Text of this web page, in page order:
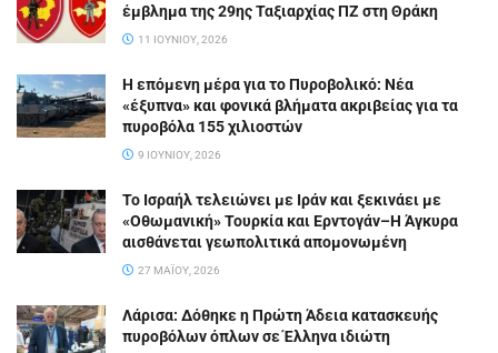
έμβλημα της 29ης Ταξιαρχίας ΠΖ στη Θράκη
11 ΙΟΥΝΊΟΥ, 2026
Η επόμενη μέρα για το Πυροβολικό: Νέα
«έξυπνα» και φονικά βλήματα ακριβείας για τα
πυροβόλα 155 χιλιοστών
9 ΙΟΥΝΊΟΥ, 2026
Το Ισραήλ τελειώνει με Ιράν και ξεκινάει με
«Οθωμανική» Τουρκία και Ερντογάν–Η Άγκυρα
αισθάνεται γεωπολιτικά απομονωμένη
27 ΜΑΪ́ΟΥ, 2026
Λάρισα: Δόθηκε η Πρώτη Άδεια κατασκευής
πυροβόλων όπλων σε Έλληνα ιδιώτη